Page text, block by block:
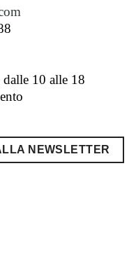
10 alle 18
NEWSLETTER